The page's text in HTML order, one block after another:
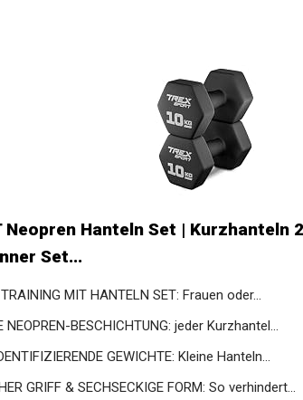
Set...
NEOPREN-BESCHICHTUNG: jeder Kurzhantel...
GEWICHTE: Kleine Hanteln...
GRIFF & SECHSECKIGE FORM: So verhindert...